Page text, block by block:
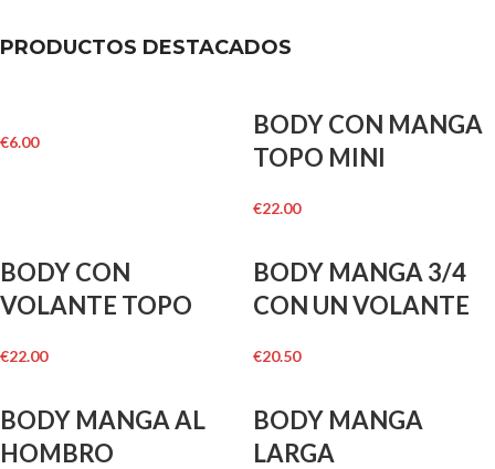
PRODUCTOS DESTACADOS
€6.00
BODY CON MANGA
TOPO MINI
€22.00
BODY CON
VOLANTE TOPO
€22.00
BODY MANGA 3/4
CON UN VOLANTE
€20.50
BODY MANGA AL
HOMBRO
BODY MANGA
LARGA